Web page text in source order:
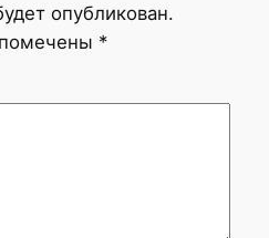
опубликован.
*